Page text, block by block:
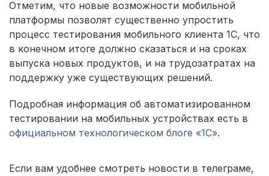
Отметим, что новые возможности мобильной
платформы позволят существенно упростить
процесс тестирования мобильного клиента 1С, что
в конечном итоге должно сказаться и на сроках
выпуска новых продуктов, и на трудозатратах на
поддержку уже существующих решений.
Подробная информация об автоматизированном
тестировании на мобильных устройствах есть в
официальном технологическом блоге «1С».
Если вам удобнее смотреть новости в телеграме,